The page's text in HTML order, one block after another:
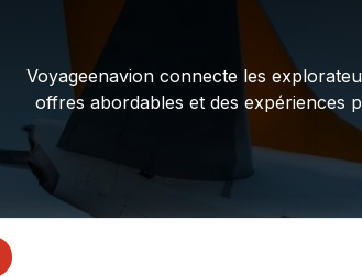
Voyageenavion connecte les
offres abordables et des expériences